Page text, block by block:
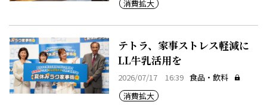
消費拡大
テトラ、家事ストレス軽減に
LL牛乳活用を
2026/07/17 16:39 食品・飲料
消費拡大